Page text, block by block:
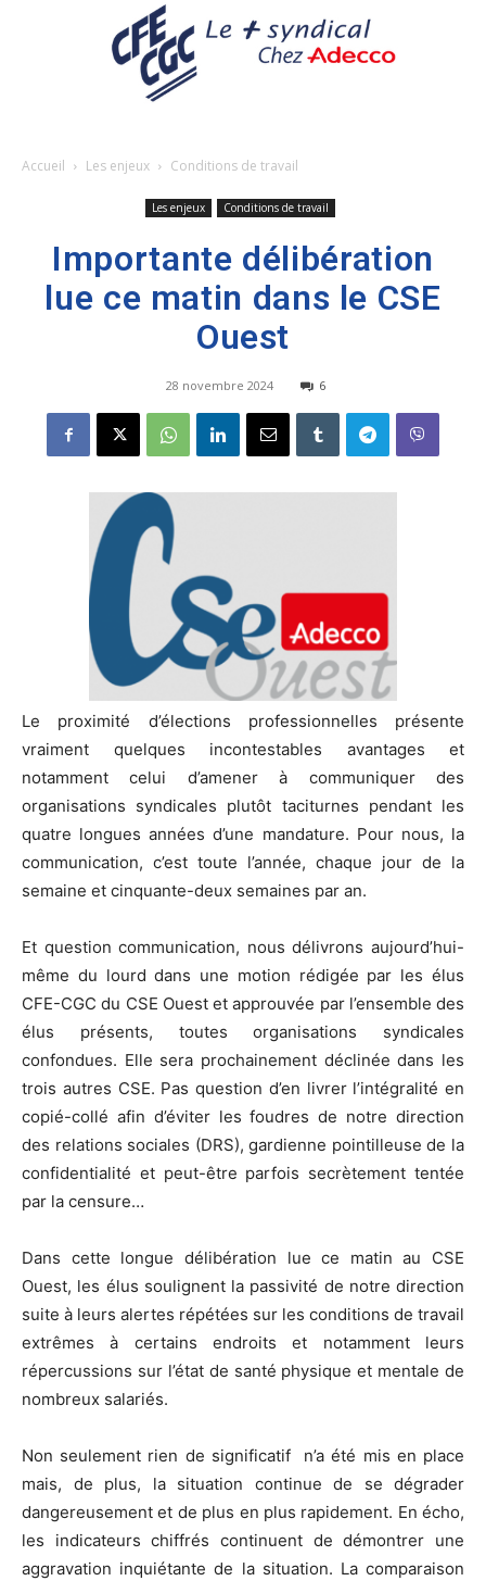
Accueil Les enjeux Conditions de travail
Les enjeux Conditions de travail
Importante délibération
lue ce matin dans le CSE
Ouest
28 novembre 2024 6
Le proximité d’élections professionnelles présente
vraiment quelques incontestables avantages et
notamment celui d’amener à communiquer des
organisations syndicales plutôt taciturnes pendant les
quatre longues années d’une mandature. Pour nous, la
communication, c’est toute l’année, chaque jour de la
semaine et cinquante-deux semaines par an.
Et question communication, nous délivrons aujourd’hui-
même du lourd dans une motion rédigée par les élus
CFE-CGC du CSE Ouest et approuvée par l’ensemble des
élus présents, toutes organisations syndicales
confondues. Elle sera prochainement déclinée dans les
trois autres CSE. Pas question d’en livrer l’intégralité en
copié-collé afin d’éviter les foudres de notre direction
des relations sociales (DRS), gardienne pointilleuse de la
confidentialité et peut-être parfois secrètement tentée
par la censure…
Dans cette longue délibération lue ce matin au CSE
Ouest, les élus soulignent la passivité de notre direction
suite à leurs alertes répétées sur les conditions de travail
extrêmes à certains endroits et notamment leurs
répercussions sur l’état de santé physique et mentale de
nombreux salariés.
Non seulement rien de significatif n’a été mis en place
mais, de plus, la situation continue de se dégrader
dangereusement et de plus en plus rapidement. En écho,
les indicateurs chiffrés continuent de démontrer une
aggravation inquiétante de la situation. La comparaison